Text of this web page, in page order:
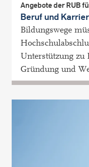
Angebote der RUB
Beruf und
Bildungswege
Unterstützung zu
Gründung und